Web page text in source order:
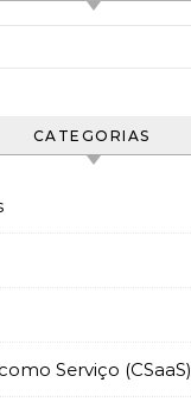
CATEGORIAS
Serviço (CSaaS)